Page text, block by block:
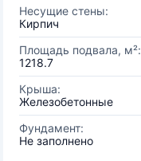
Несущие стены:
Кирпич
Площадь подвала, м²:
1218.7
Крыша:
Железобетонные
Фундамент:
Не заполнено